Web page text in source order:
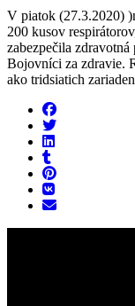
V piatok (27.3.2020)
200 kusov
zabezpečila
Bojovníci za zdravie.
ako tridsiatich